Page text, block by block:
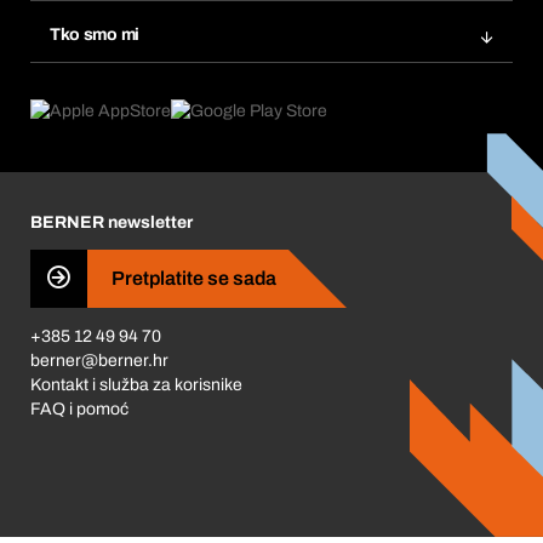
Ponovno naručivanje
Pretplate
Tražitelji proizvoda
Tko smo mi
Što nas pokreće
Business Conduct
BERNER newsletter
Pretplatite se sada
+385 12 49 94 70
berner@berner.hr
Kontakt i služba za korisnike
FAQ i pomoć